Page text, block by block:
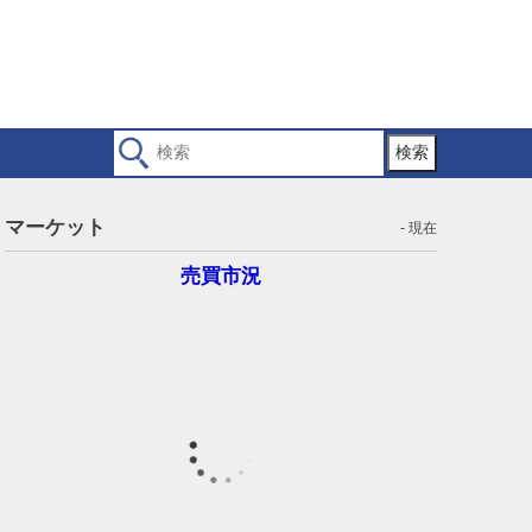
検索
マーケット - 現在
売買市況